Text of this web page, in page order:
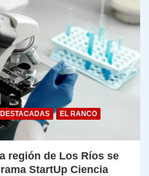
DESTACADAS
EL RANCO
región de Los Ríos se
StartUp Ciencia